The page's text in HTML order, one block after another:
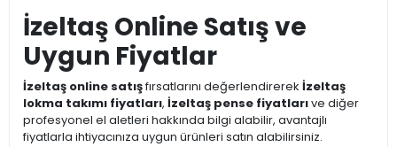
İzeltaş Online Satış ve
Uygun Fiyatlar
İzeltaş online satışfırsatlarını değerlendirerek İzeltaş
lokma takımı fiyatları, İzeltaş pense fiyatlarıve diğer
profesyonel el aletleri hakkında bilgi alabilir, avantajlı
fiyatlarla ihtiyacınıza uygun ürünleri satın alabilirsiniz.